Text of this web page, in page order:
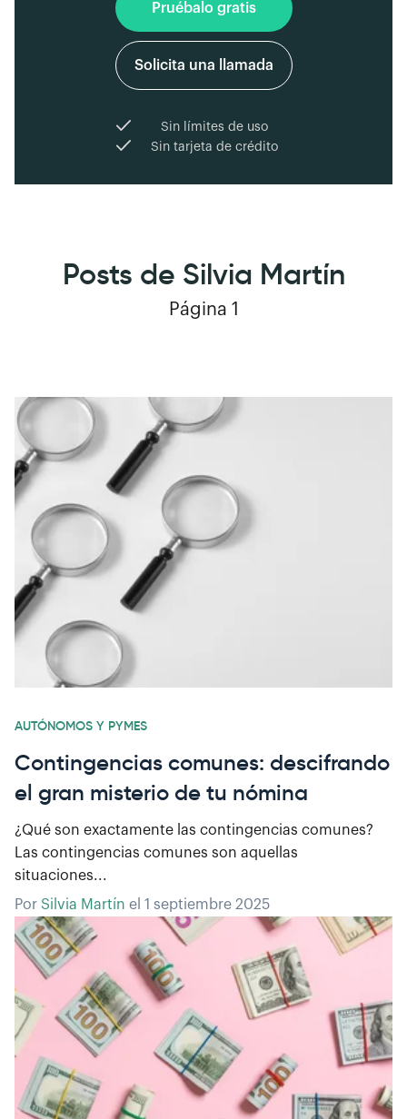
Pruébalo gratis
Solicita una llamada
Sin límites de uso
Sin tarjeta de crédito
Posts de Silvia Martín
Página 1
AUTÓNOMOS Y PYMES
Contingencias comunes: descifrando
el gran misterio de tu nómina
¿Qué son exactamente las contingencias comunes?
Las contingencias comunes son aquellas
situaciones...
Por Silvia Martín el 1 septiembre 2025